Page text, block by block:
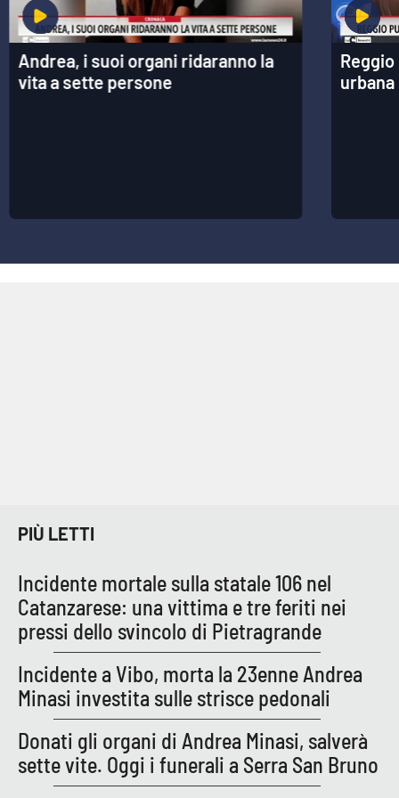
Lacplay.it
Lactv.it
Laconair.it
Apple
Andrea, i suoi organi ridaranno la
vita a sette persone
PIÙ LETTI
Incidente mortale sulla statale 106 nel
Catanzarese: una vittima e tre feriti nei
pressi dello svincolo di Pietragrande
Incidente a Vibo, morta la 23enne Andrea
Minasi investita sulle strisce pedonali
Donati gli organi di Andrea Minasi, salverà
sette vite. Oggi i funerali a Serra San Bruno